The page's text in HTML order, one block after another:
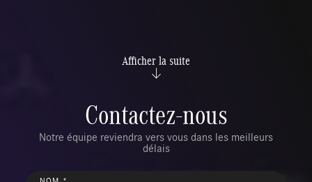
Afficher la suite
Contactez-nous
Notre équipe reviendra vers vous dans les meilleurs
délais